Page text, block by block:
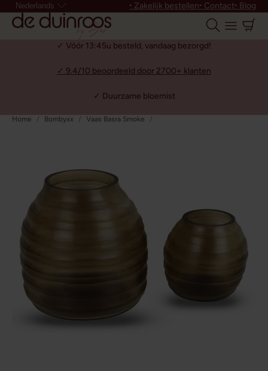
Nederlands ‣ Zakelijk bestellen‣ Contact‣ Blog
✓ Vóór 13:45u besteld, vandaag bezorgd!
✓ 9.4/10 beoordeeld door 2700+ klanten
✓ Duurzame bloemist
Home Bombyxx Vaas Basra Smoke